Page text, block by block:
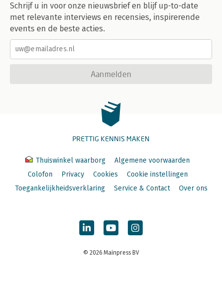
Schrijf u in voor onze nieuwsbrief en blijf up-to-date
met relevante interviews en recensies, inspirerende
events en de beste acties.
Aanmelden
PRETTIG KENNIS MAKEN
Thuiswinkel waarborg
Algemene voorwaarden
Colofon
Privacy Cookies
Cookie instellingen
Toegankelijkheidsverklaring
Service & Contact Over ons
© 2026 Mainpress BV